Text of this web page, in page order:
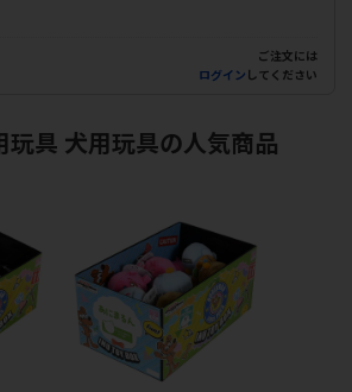
ご注文には
ログイン してください
玩具 犬用玩具の人気商品